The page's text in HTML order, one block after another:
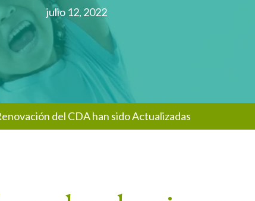
julio 12, 2022
del CDA han sido Actualizadas